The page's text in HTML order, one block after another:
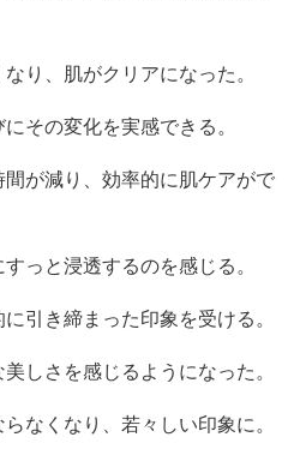
り、肌がクリアになった。
その変化を実感できる。
が減り、効率的に肌ケアがで
っと浸透するのを感じる。
引き締まった印象を受ける。
しさを感じるようになった。
なくなり、若々しい印象に。